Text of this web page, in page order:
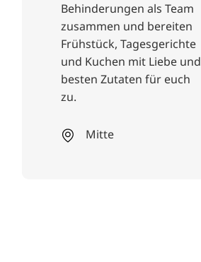
Behinderungen als Team
zusammen und bereiten
Frühstück, Tagesgerichte
und Kuchen mit Liebe und
besten Zutaten für euch
zu.
Mitte